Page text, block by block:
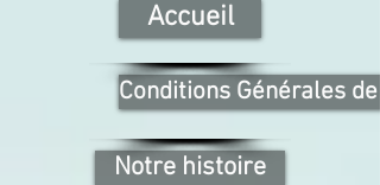
Accueil
Conditions Générales de
Notre histoire